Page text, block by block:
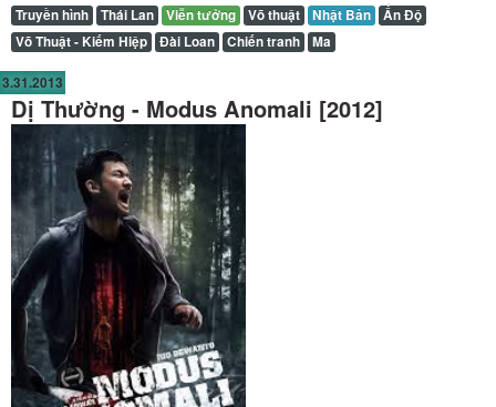
Truyền hình
Thái Lan Viễn tưởng Võ thuật Nhật Bản
Ấn Độ
Võ Thuật - Kiếm Hiệp
Đài Loan Chiến tranh Ma
3.31.2013
Dị Thường - Modus Anomali [2012]